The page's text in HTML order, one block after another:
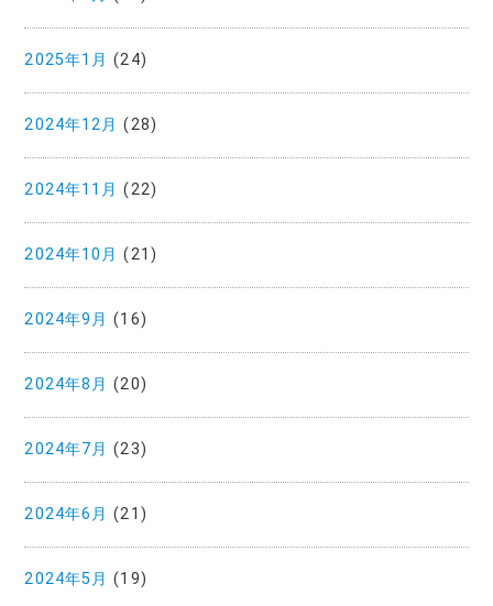
2025年1月 (24)
2024年12月 (28)
2024年11月 (22)
2024年10月 (21)
2024年9月 (16)
2024年8月 (20)
2024年7月 (23)
2024年6月 (21)
2024年5月 (19)